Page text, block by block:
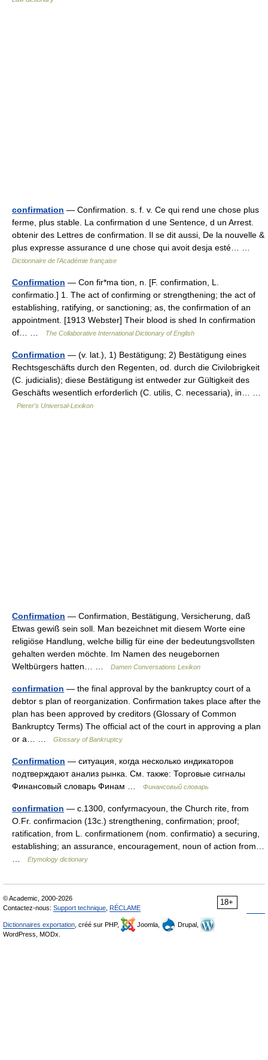
confirmation — Confirmation. s. f. v. Ce qui rend une chose plus
ferme, plus stable. La confirmation d une Sentence, d un Arrest.
obtenir des Lettres de confirmation. Il se dit aussi, De la nouvelle &
plus expresse assurance d une chose qui avoit desja esté… …
Dictionnaire de l'Académie française
Confirmation — Con fir*ma tion, n. [F. confirmation, L.
confirmatio.] 1. The act of confirming or strengthening; the act of
establishing, ratifying, or sanctioning; as, the confirmation of an
appointment. [1913 Webster] Their blood is shed In confirmation
of… …
The Collaborative International Dictionary of English
Confirmation — (v. lat.), 1) Bestätigung; 2) Bestätigung eines
Rechtsgeschäfts durch den Regenten, od. durch die Civilobrigkeit
(C. judicialis); diese Bestätigung ist entweder zur Gültigkeit des
Geschäfts wesentlich erforderlich (C. utilis, C. necessaria), in… …
Pierer's Universal-Lexikon
Confirmation — Confirmation, Bestätigung, Versicherung, daß
Etwas gewiß sein soll. Man bezeichnet mit diesem Worte eine
religiöse Handlung, welche billig für eine der bedeutungsvollsten
gehalten werden möchte. Im Namen des neugebornen
Weltbürgers hatten… …
Damen Conversations Lexikon
confirmation — the final approval by the bankruptcy court of a
debtor s plan of reorganization. Confirmation takes place after the
plan has been approved by creditors (Glossary of Common
Bankruptcy Terms) The official act of the court in approving a plan
or a… …
Glossary of Bankruptcy
Confirmation — ситуация, когда несколько индикаторов
подтверждают анализ рынка. См. также: Торговые сигналы
Финансовый словарь Финам …
Финансовый словарь
confirmation — c.1300, confyrmacyoun, the Church rite, from
O.Fr. confirmacion (13c.) strengthening, confirmation; proof;
ratification, from L. confirmationem (nom. confirmatio) a securing,
establishing; an assurance, encouragement, noun of action from…
Etymology dictionary
18+
© Academic, 2000-2026
Contactez-nous: Support technique RÉCLAME
Dictionnaires exportation , créé sur PHP, Joomla,
Drupal,
WordPress, MODx.